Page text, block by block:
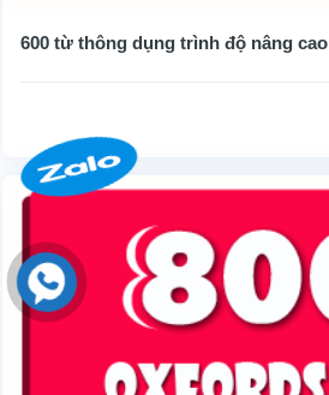
600 từ thông dụng trình độ nâng cao